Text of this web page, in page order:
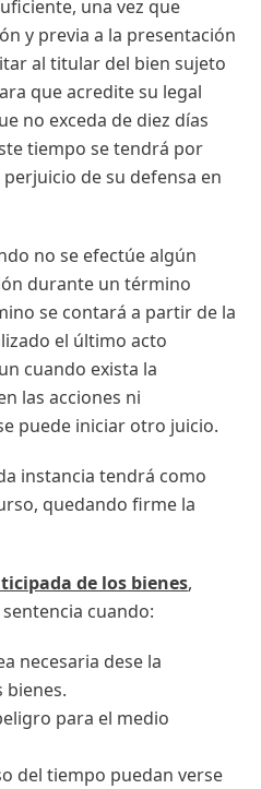
una vez que
y previa a la presentación
al titular del bien sujeto
que acredite su legal
no exceda de diez días
tiempo se tendrá por
de su defensa en
no se efectúe algún
durante un término
se contará a partir de la
el último acto
cuando exista la
las acciones ni
puede iniciar otro juicio.
instancia tendrá como
quedando firme la
de los bienes,
cuando:
necesaria dese la
bienes.
para el medio
del tiempo puedan verse